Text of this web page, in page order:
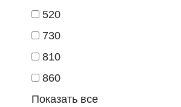
520
730
810
860
Показать все